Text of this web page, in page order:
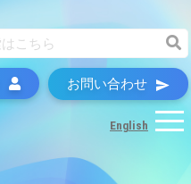
お問い合わせ
English